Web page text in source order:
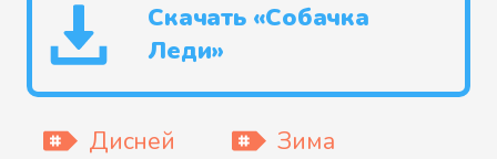
Скачать «Собачка
Леди»
Дисней
Зима